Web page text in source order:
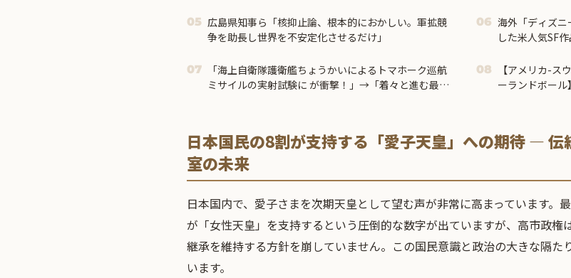
05 広島県知事ら「核抑止論、根本的におかしい。軍拡競
争を助長し世界を不安定化させるだけ」
06 海外「ディズ
した米人気SF
07
「海上自衛隊護衛艦ちょうかいによるトマホーク巡航
ミサイルの実射試験に が衝撃！」→「着々と進む最新
08
【アメリカ-ス
ーランドボール】
日本国民の8割が支持する「愛子天皇」への期待 — 伝
室の未来
日本国内で、愛子さまを次期天皇として望む声が非常に高まっています。
が「女性天皇」を支持するという圧倒的な数字が出ていますが、高市政権
継承を維持する方針を崩していません。この国民意識と政治の大きな隔た
います。